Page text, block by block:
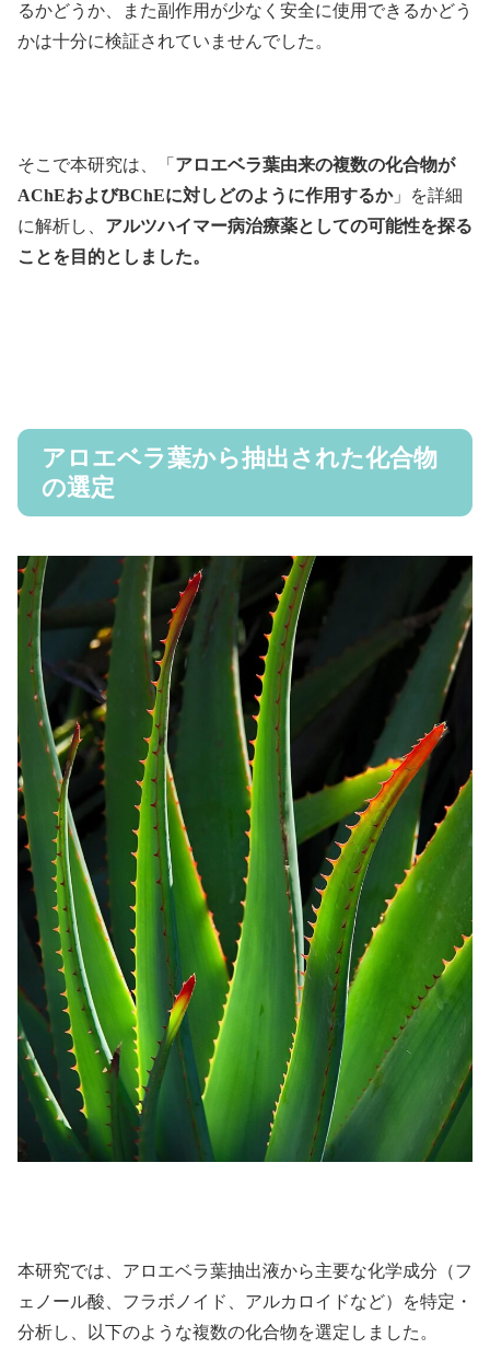
るかどうか、また副作用が少なく安全に使用できるかどう
かは十分に検証されていませんでした。
そこで本研究は、「 アロエベラ葉由来の複数の化合物が
AChEおよびBChEに対しどのように作用するか」を詳細
に解析し、 アルツハイマー病治療薬としての可能性を探る
ことを目的としました。
アロエベラ葉から抽出された化合物
の選定
本研究では、アロエベラ葉抽出液から主要な化学成分（フ
ェノール酸、フラボノイド、アルカロイドなど）を特定・
分析し、以下のような複数の化合物を選定しました。